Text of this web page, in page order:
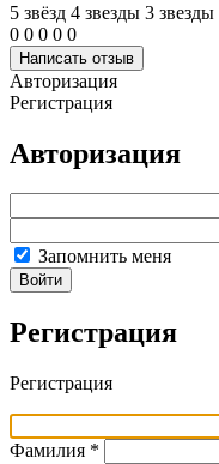
5 звёзд 4 звeзды 3 звeзды
0 0 0 0 0
Написать отзыв
Авторизация
Регистрация
Авторизация
Запомнить меня
Войти
Регистрация
Регистрация
Фамилия *